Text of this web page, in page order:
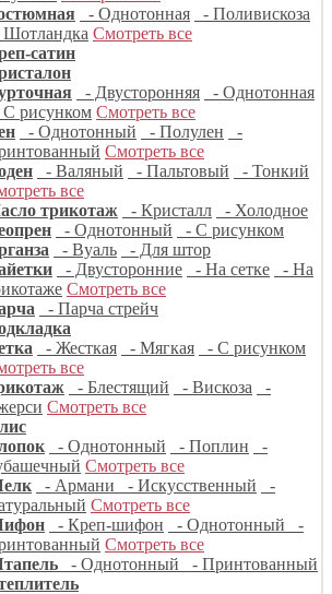
- Однотонная
- Поливискоза
Шотландка Смотреть все
сатин
- Двусторонняя
- Однотонная
С рисунком Смотреть все
- Однотонный - Полулен
-
Смотреть все
- Валяный - Пальтовый
- Тонкий
все
трикотаж
- Кристалл
- Холодное
- Однотонный
- С рисунком
- Вуаль
- Для штор
- Двусторонние - На сетке
- На
Смотреть все
- Парча стрейч
- Жесткая - Мягкая
- С рисунком
все
- Блестящий - Вискоза
-
Смотреть все
- Однотонный - Поплин
-
Смотреть все
- Армани - Искусственный
-
Смотреть все
- Креп-шифон - Однотонный
-
Смотреть все
- Однотонный
- Принтованный